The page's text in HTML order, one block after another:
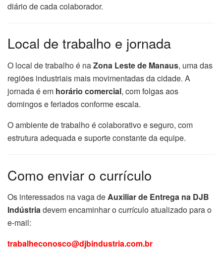
diário de cada colaborador.
Local de trabalho e jornada
O local de trabalho é naZona Leste de Manaus, uma das
regiões industriais mais movimentadas da cidade. A
jornada é em horário comercial, com folgas aos
domingos e feriados conforme escala.
O ambiente de trabalho é colaborativo e seguro, com
estrutura adequada e suporte constante da equipe.
Como enviar o currículo
Os interessados na vaga deAuxiliar de Entrega na DJB
Indústriadevem encaminhar o currículo atualizado para o
e-mail:
trabalheconosco@djbindustria.com.br